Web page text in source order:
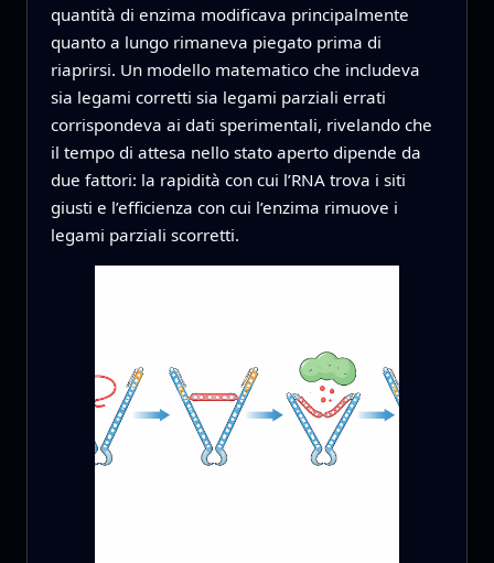
quantità di enzima modificava principalmente
quanto a lungo rimaneva piegato prima di
riaprirsi. Un modello matematico che includeva
sia legami corretti sia legami parziali errati
corrispondeva ai dati sperimentali, rivelando che
il tempo di attesa nello stato aperto dipende da
due fattori: la rapidità con cui l’RNA trova i siti
giusti e l’efficienza con cui l’enzima rimuove i
legami parziali scorretti.